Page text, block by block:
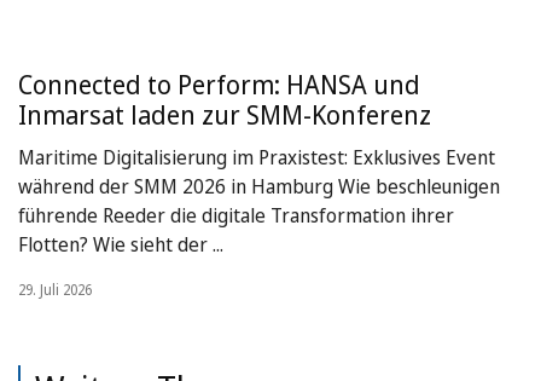
Connected to Perform: HANSA und
Inmarsat laden zur SMM-Konferenz
Maritime Digitalisierung im Praxistest: Exklusives Event
während der SMM 2026 in Hamburg Wie beschleunigen
führende Reeder die digitale Transformation ihrer
Flotten? Wie sieht der ...
29. Juli 2026